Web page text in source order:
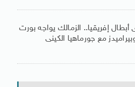
أبطال إفريقيا.. الزمالك يواجه بورت
مع جورماهيا الكينى